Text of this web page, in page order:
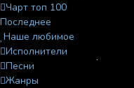
Чарт топ 100
Последнее
Наше любимое
Исполнители
Песни
Жанры